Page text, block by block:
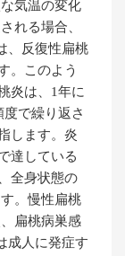
気温の変化
れる場合、
、反復性扁桃
。
このよう
炎は、1年に
で繰り返さ
します。炎
達している
全身状態の
。慢性扁桃
扁桃病巣感
成人に発症す